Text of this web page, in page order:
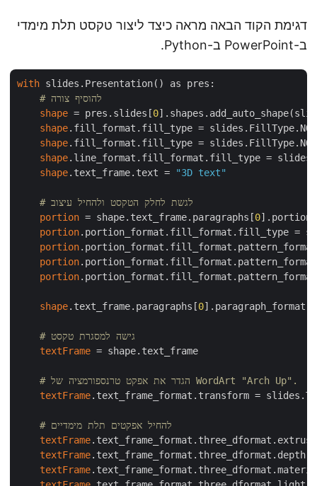
דגימת הקוד הבאה מראה כיצד ליצור טקסט תלת מימדי
ב-PowerPoint ב-Python.
with slides.Presentation() as pres:
# להוסיף צורה
shape = pres.slides[0
shape.fill_format.fill_type =
shape.fill_format.fill_type =
shape.line_format.fill_format.fill_type =
shape.text_frame.text = "3D text"
# לגשת לחלק הטקסט ולהחיל עיצוב
portion = shape.text_frame.paragraphs[0
portion.portion_format.fill_format.fill_type =
portion
portion
portion
shape.text_frame.paragraphs[0
# גישה למסגרת טקסט
textFrame = shape.text_frame
# הגדר את אפקט טרנספורמציה של WordArt "Arch Up".
textFrame.text_frame_format.transform =
# להחיל אפקטים תלת מימדיים
textFrame
textFrame.text_frame_format.three_dformat.depth
textFrame